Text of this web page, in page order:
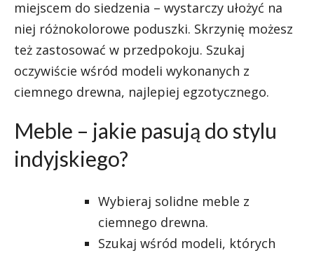
miejscem do siedzenia – wystarczy ułożyć na
niej różnokolorowe poduszki. Skrzynię możesz
też zastosować w przedpokoju. Szukaj
oczywiście wśród modeli wykonanych z
ciemnego drewna, najlepiej egzotycznego.
Meble – jakie pasują do stylu
indyjskiego?
Wybieraj solidne meble z
ciemnego drewna.
Szukaj wśród modeli, których